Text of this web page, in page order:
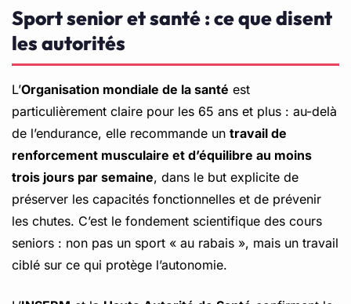
Sport senior et santé : ce que disent
les autorités
L’Organisation mondiale de la santé est
particulièrement claire pour les 65 ans et plus : au-delà
de l’endurance, elle recommande un travail de
renforcement musculaire et d’équilibre au moins
trois jours par semaine, dans le but explicite de
préserver les capacités fonctionnelles et de prévenir
les chutes. C’est le fondement scientifique des cours
seniors : non pas un sport « au rabais », mais un travail
ciblé sur ce qui protège l’autonomie.